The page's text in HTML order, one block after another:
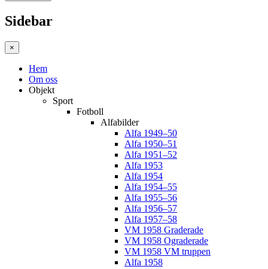
Sidebar
×
Hem
Om oss
Objekt
Sport
Fotboll
Alfabilder
Alfa 1949–50
Alfa 1950–51
Alfa 1951–52
Alfa 1953
Alfa 1954
Alfa 1954–55
Alfa 1955–56
Alfa 1956–57
Alfa 1957–58
VM 1958 Graderade
VM 1958 Ograderade
VM 1958 VM truppen
Alfa 1958